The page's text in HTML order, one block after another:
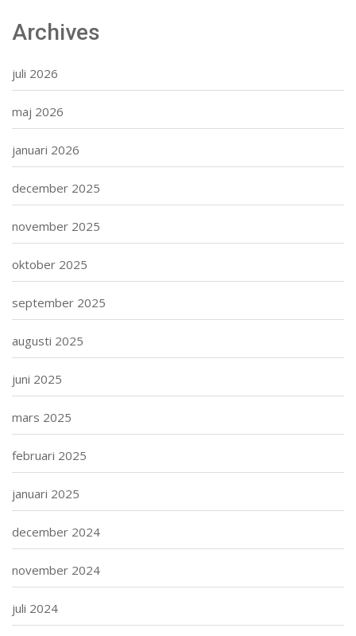
Archives
juli 2026
maj 2026
januari 2026
december 2025
november 2025
oktober 2025
september 2025
augusti 2025
juni 2025
mars 2025
februari 2025
januari 2025
december 2024
november 2024
juli 2024